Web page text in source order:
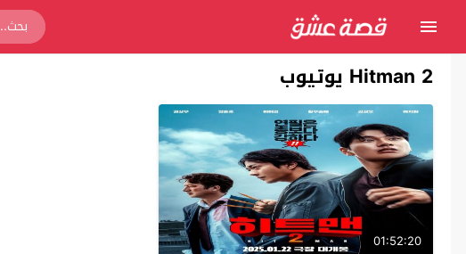
Hitman 2 يوتيوب
01:52:20